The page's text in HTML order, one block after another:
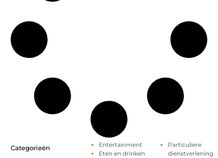
Categorieën
Entertainment
Eten en drinken
Particuliere
dienstverlening